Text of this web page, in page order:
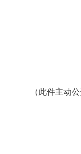
（此件主动公